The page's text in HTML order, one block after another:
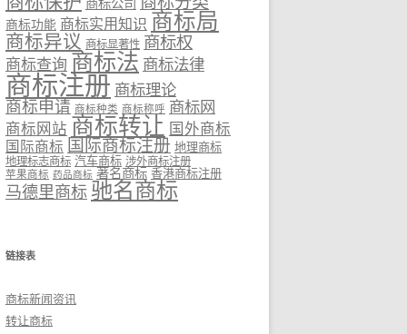
商标公司
商标功能 商标实用知识 商标局
商标异议 商标显著性 商标权
商标查询 商标法 商标法律
商标注册 商标理论
商标申请 商标种类 商标称呼 商标网
商标网站 商标转让 国外商标
国际商标 国际商标注册 地理商标
地理标志商标 汽车商标 涉外商标注册
苹果商标 药品商标 著名商标 香港商标注册
马德里商标 驰名商标
链接表
商标新闻资讯
转让商标